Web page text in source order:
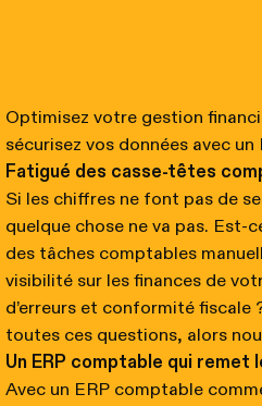
Optimisez votre gestion
sécurisez vos données avec
Fatigué des casse-têtes
Si les chiffres ne font pas de
quelque chose ne va pas. Est-
des tâches comptables
visibilité sur les finances de
d’erreurs et conformité fiscale
toutes ces questions, alors
Un ERP comptable qui remet
Avec un ERP comptable